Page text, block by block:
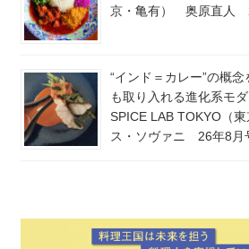
京・亀有） 奥原直人
“インド＝カレー”の概
も取り入れる進化系モ
SPICE LAB TOKYO（
ス・ソヴァニ 26年8月